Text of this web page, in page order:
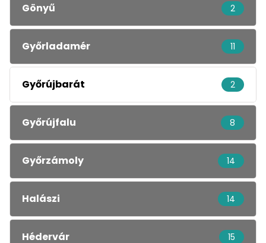
Gönyű 2
Győrladamér 11
Győrújbarát 2
Győrújfalu 8
Győrzámoly 14
Halászi 14
Hédervár 15